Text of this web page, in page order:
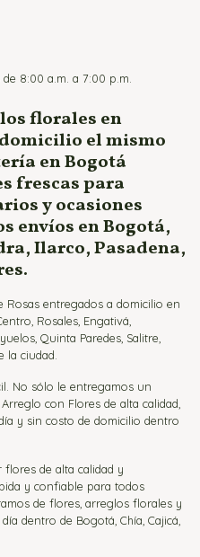
8:00 a.m. a 7:00 p.m.
florales en
el mismo
en Bogotá
frescas para
y ocasiones
envíos en Bogotá,
Ilarco, Pasadena,
Rosas entregados a domicilio en
Rosales, Engativá,
Quinta Paredes, Salitre,
la ciudad.
No sólo le entregamos un
con Flores de alta calidad,
y sin costo de domicilio dentro
de alta calidad y
y confiable para todos
de flores, arreglos florales y
dentro de Bogotá, Chía, Cajicá,